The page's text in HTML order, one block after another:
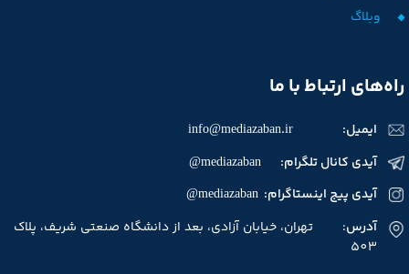
وبلاگ
راه‌های ارتباط با ما
ایمیل: info@mediazaban.ir
آدرس: تهران، خیابان آزادی، بعد از دانشگاه صنعتی شریف، پلاک
503
آیدی کانال تلگرام: mediazaban@
آیدی پیج اینستاگرام: mediazaban@